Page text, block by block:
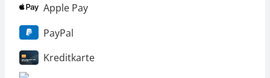
Apple Pay
PayPal
Kreditkarte